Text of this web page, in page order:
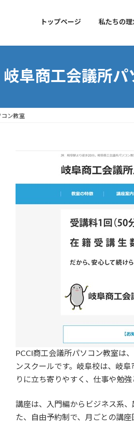
トップページ 私たちの理
岐阜商工会議所パ
ン教室
PCCI商工会議所パソコン教室は
ンスクールです。岐阜校は、岐
りに立ち寄りやすく、仕事や勉強
講座は、入門編からビジネス系
た、自由予約制で、月ごとの講